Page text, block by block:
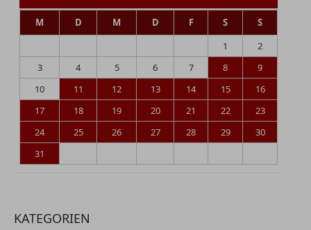
M D M D F S
S
1
2
3
4 5 6 7 8
9
10
11 12 13 14 15
16
17
18 19 20 21 22
23
24
25 26 27 28 29
30
31
KATEGORIEN